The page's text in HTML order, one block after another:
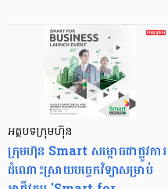
អត្ថបទក្រុមហ៊ុន
ក្រុមហ៊ុន Smart សម្ពោធជាផ្លូវការ
ដំណោះស្រាយបច្ចេកវិទ្យាសម្រាប់